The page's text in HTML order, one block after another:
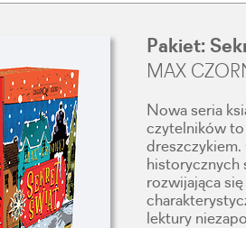
Pakiet:
MAX
Nowa seria
czytelników
dreszczykiem.
historycznych
rozwijająca
lektury